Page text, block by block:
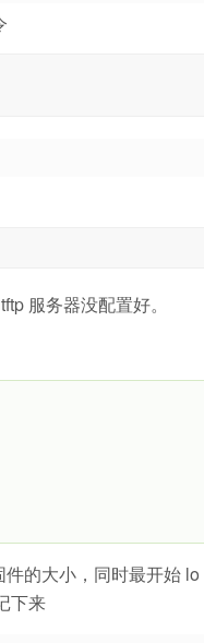
服务器没配置好。
件的大小，同时最开始 lo
下来